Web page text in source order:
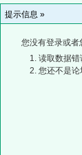
提示信息 »
您没有登录或者
读取数据
您还不是